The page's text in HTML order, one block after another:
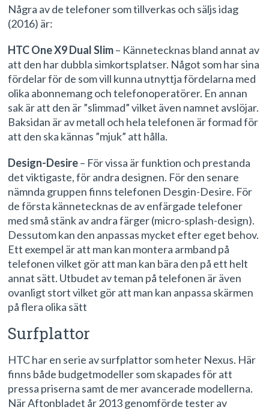
Några av de telefoner som tillverkas och säljs idag
(2016) är:
HTC One X9 Dual Slim– Kännetecknas bland annat av
att den har dubbla simkortsplatser. Något som har sina
fördelar för de som vill kunna utnyttja fördelarna med
olika abonnemang och telefonoperatörer. En annan
sak är att den är ”slimmad” vilket även namnet avslöjar.
Baksidan är av metall och hela telefonen är formad för
att den ska kännas ”mjuk” att hålla.
Design-Desire– För vissa är funktion och prestanda
det viktigaste, för andra designen. För den senare
nämnda gruppen finns telefonen Desgin-Desire. För
de första kännetecknas de av enfärgade telefoner
med små stänk av andra färger (micro-splash-design).
Dessutom kan den anpassas mycket efter eget behov.
Ett exempel är att man kan montera armband på
telefonen vilket gör att man kan bära den på ett helt
annat sätt. Utbudet av teman på telefonen är även
ovanligt stort vilket gör att man kan anpassa skärmen
på flera olika sätt
Surfplattor
HTC har en serie av surfplattor som heter Nexus. Här
finns både budgetmodeller som skapades för att
pressa priserna samt de mer avancerade modellerna.
När Aftonbladet år 2013 genomförde tester av